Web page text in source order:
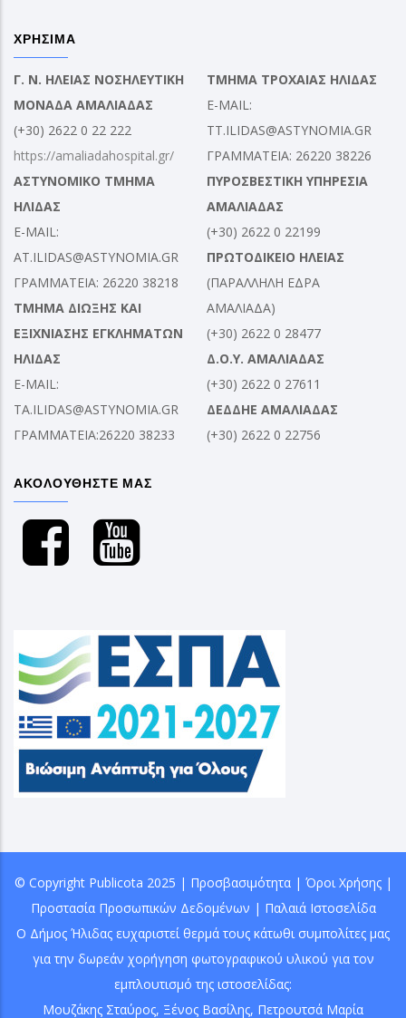
ΧΡΗΣΙΜΑ
Γ. Ν. ΗΛΕΙΑΣ ΝΟΣΗΛΕΥΤΙΚΗ
ΜΟΝΑΔΑ ΑΜΑΛΙΑΔΑΣ
(+30) 2622 0 22 222
https://amaliadahospital.gr/
ΑΣΤΥΝΟΜΙΚΟ ΤΜΗΜΑ
ΗΛΙΔΑΣ
E-MAIL:
AT.ILIDAS@ASTYNOMIA.GR
ΓΡΑΜΜΑΤΕΙΑ: 26220 38218
ΤΜΗΜΑ ΔΙΩΞΗΣ ΚΑΙ
ΕΞΙΧΝΙΑΣΗΣ ΕΓΚΛΗΜΑΤΩΝ
ΗΛΙΔΑΣ
E-MAIL:
TA.ILIDAS@ASTYNOMIA.GR
ΓΡΑΜΜΑΤΕΙΑ:26220 38233
ΤΜΗΜΑ ΤΡΟΧΑΙΑΣ ΗΛΙΔΑΣ
E-MAIL:
TT.ILIDAS@ASTYNOMIA.GR
ΓΡΑΜΜΑΤΕΙΑ: 26220 38226
ΠΥΡΟΣΒΕΣΤΙΚΗ ΥΠΗΡΕΣΙΑ
ΑΜΑΛΙΑΔΑΣ
(+30) 2622 0 22199
ΠΡΩΤΟΔΙΚΕΙΟ ΗΛΕΙΑΣ
(ΠΑΡΑΛΛΗΛΗ ΕΔΡΑ
ΑΜΑΛΙΑΔΑ)
(+30) 2622 0 28477
Δ.Ο.Υ. ΑΜΑΛΙΑΔΑΣ
(+30) 2622 0 27611
ΔΕΔΔΗΕ ΑΜΑΛΙΑΔΑΣ
(+30) 2622 0 22756
ΑΚΟΛΟΥΘΗΣΤΕ ΜΑΣ
© Copyright Publicota 2025 | Προσβασιμότητα| Όροι Χρήσης|
Προστασία Προσωπικών Δεδομένων | Παλαιά Ιστοσελίδα
Ο Δήμος Ήλιδας ευχαριστεί θερμά τους κάτωθι συμπολίτες μας
για την δωρεάν χορήγηση φωτογραφικού υλικού για τον
εμπλουτισμό της ιστοσελίδας:
Μουζάκης Σταύρος, Ξένος Βασίλης, Πετρουτσά Μαρία